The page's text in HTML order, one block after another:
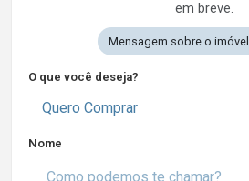
em breve.
Mensagem sobre o imóvel
O que você deseja?
Quero Comprar
Nome